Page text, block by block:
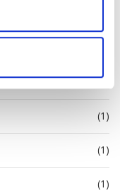
(2)
(1)
(1)
(1)